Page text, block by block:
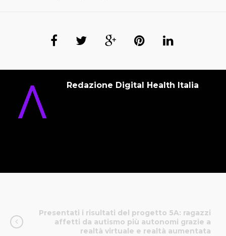
Redazione Digital Health Italia
Presentati i risultati del progetto 5A: ragazzi
affetti da autismo più autonomi grazie a
realtà virtuale e realtà aumentata